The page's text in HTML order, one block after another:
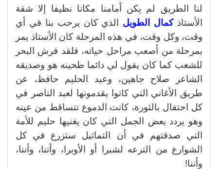
لنا الطريق لم يكن أمامنا مكانا نظيفا إلا شقة
الأستاذ كمال الطويل الذي كان يرحب بنا في أي
وقت، وكل وقت، في هذه المرحلة كان الأستاذ يمر
بمرحلة من أصعب مراحل حياته، فلقد فرش البحر
للشعب كما كان يقول لي دائما طحينه هو وصديقه
الشاعر صلاح جاهين، وعبد الحليم حافظ، عن
طريق الأغاني التي كانوا يقدمونها لعبد الناصر في
كل احتفال بالثورة، كانت الدموع تتساقط من عينه
وهو يردد بعض الجمل التي كان يغنيها حليم للأمة
التي صدقتهم في أن التماثيل ستزرع في كل
الشوارع من الترعه لشبرا أو الأوبرا، وأننا، وأننا،
وأننا!